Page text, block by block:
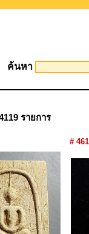
ค้นหา
รายการ
#